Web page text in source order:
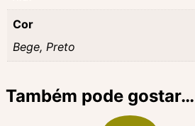
Cor
Bege, Preto
Também pode gostar…